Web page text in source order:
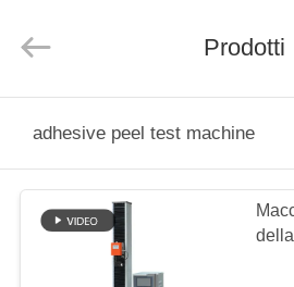
PRODOTTI
Instruments
Rights
Prodotti
adhesive peel test machine